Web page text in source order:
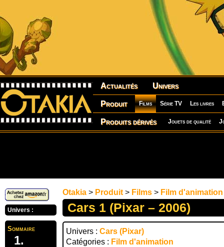
Actualités Univers
Produit Films Série TV Les livres
Produits dérivés Jouets de qualité
Univers :
Sommaire
Otakia > Produit > Films > Film d'animation
Cars 1 (Pixar – 2006)
Univers : Cars (Pixar)
Catégories : Film d'animation